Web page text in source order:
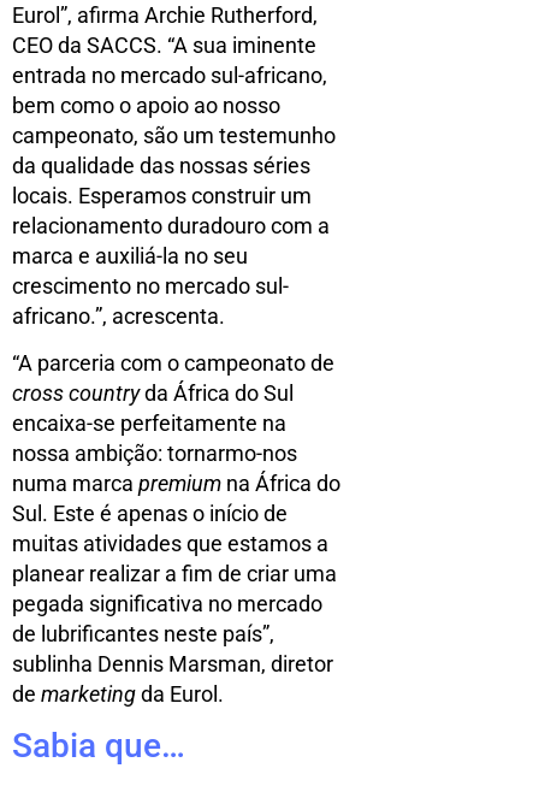
Eurol”, afirma Archie Rutherford,
CEO da SACCS. “A sua iminente
entrada no mercado sul-africano,
bem como o apoio ao nosso
campeonato, são um testemunho
da qualidade das nossas séries
locais. Esperamos construir um
relacionamento duradouro com a
marca e auxiliá-la no seu
crescimento no mercado sul-
africano.”, acrescenta.
“A parceria com o campeonato de
cross countryda África do Sul
encaixa-se perfeitamente na
nossa ambição: tornarmo-nos
numa marca premium na África do
Sul. Este é apenas o início de
muitas atividades que estamos a
planear realizar a fim de criar uma
pegada significativa no mercado
de lubrificantes neste país”,
sublinha Dennis Marsman, diretor
de marketingda Eurol.
Sabia que…